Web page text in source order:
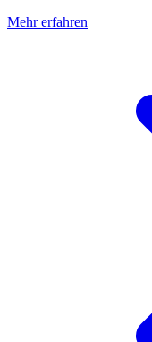
Mehr erfahren